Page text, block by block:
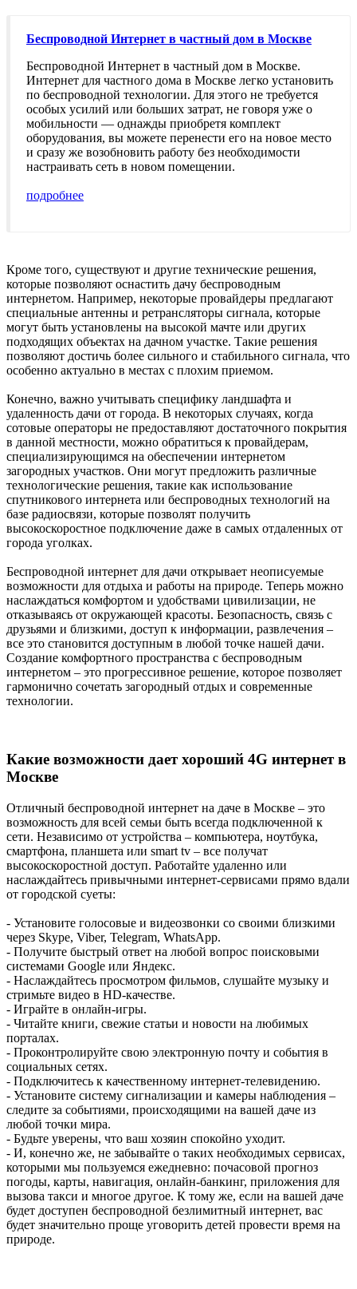
Беспроводной Интернет в частный дом в Москве
Беспроводной Интернет в частный дом в Москве.
Интернет для частного дома в Москве легко установить
по беспроводной технологии. Для этого не требуется
особых усилий или больших затрат, не говоря уже о
мобильности — однажды приобретя комплект
оборудования, вы можете перенести его на новое место
и сразу же возобновить работу без необходимости
настраивать сеть в новом помещении.
подробнее
Кроме того, существуют и другие технические решения,
которые позволяют оснастить дачу беспроводным
интернетом. Например, некоторые провайдеры предлагают
специальные антенны и ретрансляторы сигнала, которые
могут быть установлены на высокой мачте или других
подходящих объектах на дачном участке. Такие решения
позволяют достичь более сильного и стабильного сигнала, что
особенно актуально в местах с плохим приемом.
Конечно, важно учитывать специфику ландшафта и
удаленность дачи от города. В некоторых случаях, когда
сотовые операторы не предоставляют достаточного покрытия
в данной местности, можно обратиться к провайдерам,
специализирующимся на обеспечении интернетом
загородных участков. Они могут предложить различные
технологические решения, такие как использование
спутникового интернета или беспроводных технологий на
базе радиосвязи, которые позволят получить
высокоскоростное подключение даже в самых отдаленных от
города уголках.
Беспроводной интернет для дачи открывает неописуемые
возможности для отдыха и работы на природе. Теперь можно
наслаждаться комфортом и удобствами цивилизации, не
отказываясь от окружающей красоты. Безопасность, связь с
друзьями и близкими, доступ к информации, развлечения –
все это становится доступным в любой точке нашей дачи.
Создание комфортного пространства с беспроводным
интернетом – это прогрессивное решение, которое позволяет
гармонично сочетать загородный отдых и современные
технологии.
Какие возможности дает хороший 4G интернет в
Москве
Отличный беспроводной интернет на даче в Москве – это
возможность для всей семьи быть всегда подключенной к
сети. Независимо от устройства – компьютера, ноутбука,
смартфона, планшета или smart tv – все получат
высокоскоростной доступ. Работайте удаленно или
наслаждайтесь привычными интернет-сервисами прямо вдали
от городской суеты:
- Установите голосовые и видеозвонки со своими близкими
через Skype, Viber, Telegram, WhatsApp.
- Получите быстрый ответ на любой вопрос поисковыми
системами Google или Яндекс.
- Наслаждайтесь просмотром фильмов, слушайте музыку и
стримьте видео в HD-качестве.
- Играйте в онлайн-игры.
- Читайте книги, свежие статьи и новости на любимых
порталах.
- Проконтролируйте свою электронную почту и события в
социальных сетях.
- Подключитесь к качественному интернет-телевидению.
- Установите систему сигнализации и камеры наблюдения –
следите за событиями, происходящими на вашей даче из
любой точки мира.
- Будьте уверены, что ваш хозяин спокойно уходит.
- И, конечно же, не забывайте о таких необходимых сервисах,
которыми мы пользуемся ежедневно: почасовой прогноз
погоды, карты, навигация, онлайн-банкинг, приложения для
вызова такси и многое другое. К тому же, если на вашей даче
будет доступен беспроводной безлимитный интернет, вас
будет значительно проще уговорить детей провести время на
природе.